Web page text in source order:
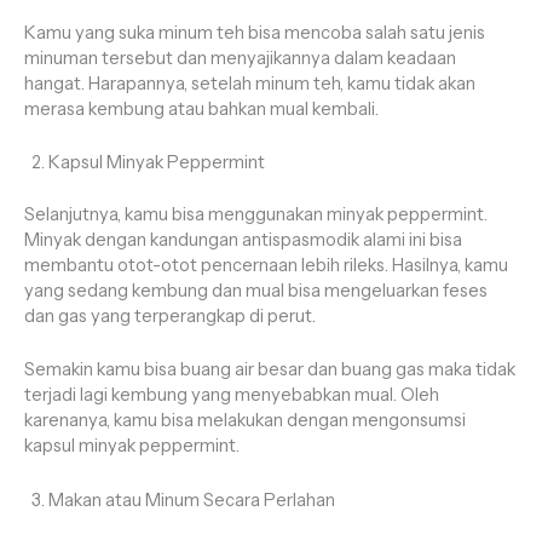
Kamu yang suka minum teh bisa mencoba salah satu jenis
minuman tersebut dan menyajikannya dalam keadaan
hangat. Harapannya, setelah minum teh, kamu tidak akan
merasa kembung atau bahkan mual kembali.
Kapsul Minyak Peppermint
Selanjutnya, kamu bisa menggunakan minyak peppermint.
Minyak dengan kandungan antispasmodik alami ini bisa
membantu otot-otot pencernaan lebih rileks. Hasilnya, kamu
yang sedang kembung dan mual bisa mengeluarkan feses
dan gas yang terperangkap di perut.
Semakin kamu bisa buang air besar dan buang gas maka tidak
terjadi lagi kembung yang menyebabkan mual. Oleh
karenanya, kamu bisa melakukan dengan mengonsumsi
kapsul minyak peppermint.
Makan atau Minum Secara Perlahan